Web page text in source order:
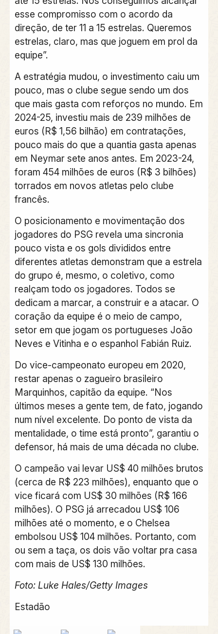
esse compromisso com o acordo da
direção, de ter 11 a 15 estrelas. Queremos
estrelas, claro, mas que joguem em prol da
equipe”.
A estratégia mudou, o investimento caiu um
pouco, mas o clube segue sendo um dos
que mais gasta com reforços no mundo. Em
2024-25, investiu mais de 239 milhões de
euros (R$ 1,56 bilhão) em contratações,
pouco mais do que a quantia gasta apenas
em Neymar sete anos antes. Em 2023-24,
foram 454 milhões de euros (R$ 3 bilhões)
torrados em novos atletas pelo clube
francês.
O posicionamento e movimentação dos
jogadores do PSG revela uma sincronia
pouco vista e os gols divididos entre
diferentes atletas demonstram que a estrela
do grupo é, mesmo, o coletivo, como
realçam todo os jogadores. Todos se
dedicam a marcar, a construir e a atacar. O
coração da equipe é o meio de campo,
setor em que jogam os portugueses João
Neves e Vitinha e o espanhol Fabián Ruiz.
Do vice-campeonato europeu em 2020,
restar apenas o zagueiro brasileiro
Marquinhos, capitão da equipe. “Nos
últimos meses a gente tem, de fato, jogando
num nível excelente. Do ponto de vista da
mentalidade, o time está pronto”, garantiu o
defensor, há mais de uma década no clube.
O campeão vai levar US$ 40 milhões brutos
(cerca de R$ 223 milhões), enquanto que o
vice ficará com US$ 30 milhões (R$ 166
milhões). O PSG já arrecadou US$ 106
milhões até o momento, e o Chelsea
embolsou US$ 104 milhões. Portanto, com
ou sem a taça, os dois vão voltar pra casa
com mais de US$ 130 milhões.
Foto: Luke Hales/Getty Images
Estadão